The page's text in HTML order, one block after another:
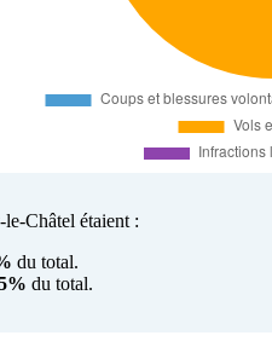
Châtel étaient :
du total.
du total.